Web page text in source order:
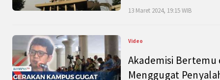
13 Maret 2024, 19:15 WIB
Video
Akademisi Bertemu
Menggugat